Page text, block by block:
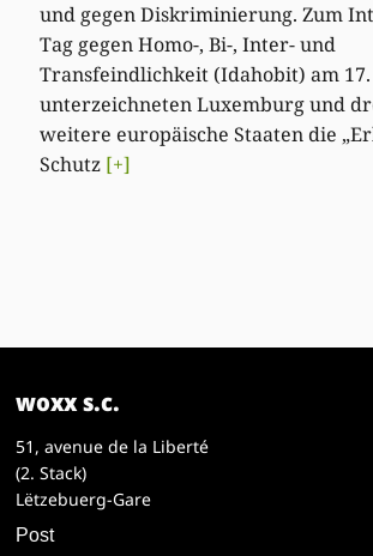
und gegen Diskriminierung. Zum
Tag gegen Homo-, Bi-, Inter- und
Transfeindlichkeit (Idahobit) am
unterzeichneten Luxemburg und
weitere europäische Staaten die
Schutz [+]
woxx s.c.
51, avenue de la Liberté
(2. Stack)
Lëtzebuerg-Gare
Post